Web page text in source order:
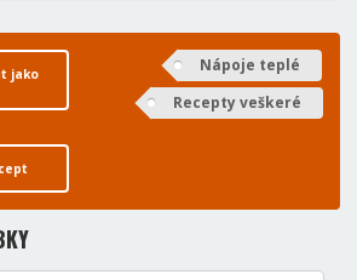
jako
Nápoje teplé
Recepty veškeré